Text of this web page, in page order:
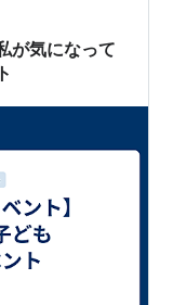
月31日（火）
スロー…
が気になって